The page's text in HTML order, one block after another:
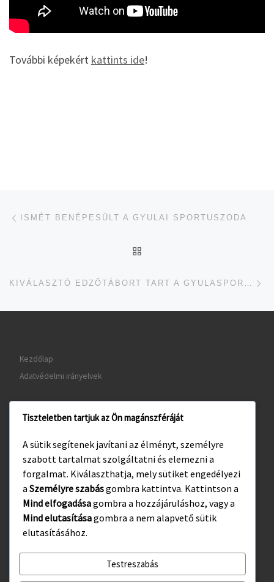
További képekért kattints ide!
Navigálás a bejegyzések között
ISMÉT BENÉPESÜLT A GYULAI SPORTUSZODA
KIVÁLASZTÓ EDZŐTÁBORT TART A GYULASPORT NKFT. KÖRZETI KÖZPONT
Kezdőlap
Adatvédelmi irányelvek
www.visitgyula.com
www.gyulakult.hu
Facebook Instagram
Tiszteletben tartjuk az Ön magánszféráját
A sütik segítenek javítani az élményt, személyre
szabott tartalmat szolgáltatni és elemezni a
forgalmat. Kiválaszthatja, mely sütiket engedélyezi
a Személyre szabásgombra kattintva. Kattintson a
Mind elfogadásagombra a hozzájáruláshoz, vagy a
Mind elutasításagombra a nem alapvető sütik
elutasításához.
Testreszabás